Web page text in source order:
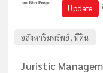
Update
อสังหาริมทรัพย์, ที่ดิน
Juristic